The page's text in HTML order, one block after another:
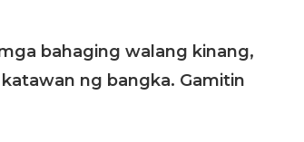
bahaging walang kinang,
ng bangka. Gamitin